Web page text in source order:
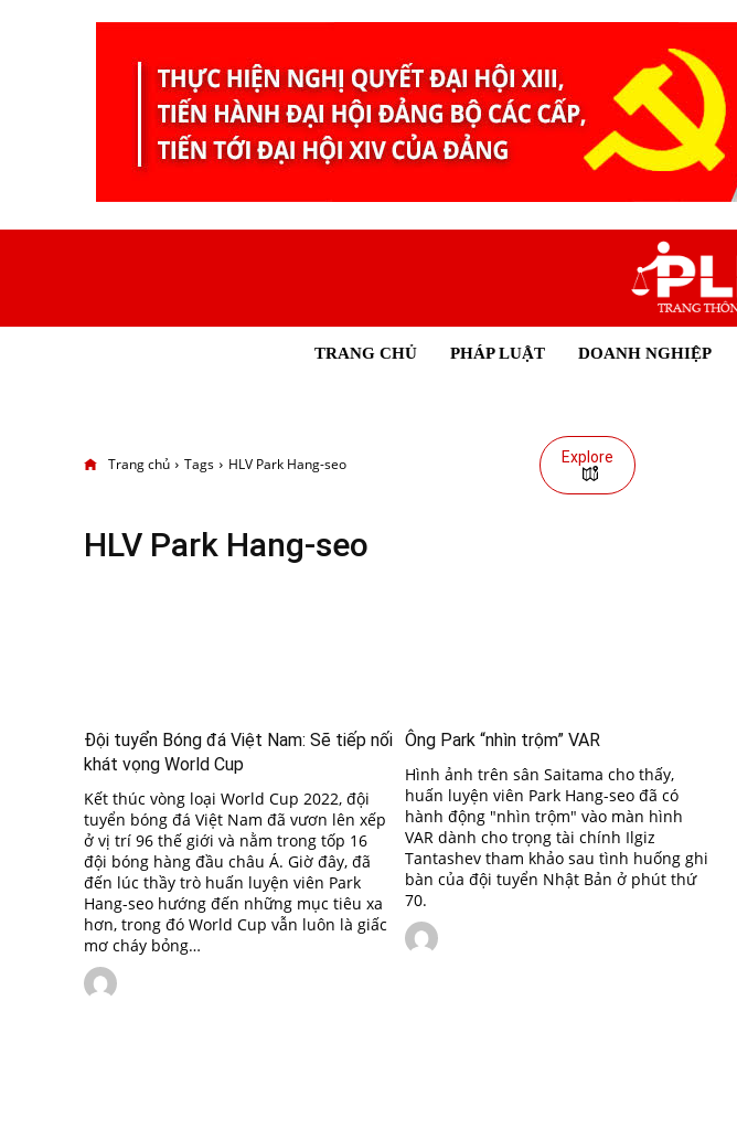
TRANG CHỦ PHÁP LUẬT DOANH NGHIỆP
Trang chủ Tags HLV Park Hang-seo Explore
HLV Park Hang-seo
Đội tuyển Bóng đá Việt Nam: Sẽ tiếp nối
khát vọng World Cup
Kết thúc vòng loại World Cup 2022, đội
tuyển bóng đá Việt Nam đã vươn lên xếp
ở vị trí 96 thế giới và nằm trong tốp 16
đội bóng hàng đầu châu Á. Giờ đây, đã
đến lúc thầy trò huấn luyện viên Park
Hang-seo hướng đến những mục tiêu xa
hơn, trong đó World Cup vẫn luôn là giấc
mơ cháy bỏng…
Ông Park “nhìn trộm” VAR
Hình ảnh trên sân Saitama cho thấy,
huấn luyện viên Park Hang-seo đã có
hành động "nhìn trộm" vào màn hình
VAR dành cho trọng tài chính Ilgiz
Tantashev tham khảo sau tình huống ghi
bàn của đội tuyển Nhật Bản ở phút thứ
70.